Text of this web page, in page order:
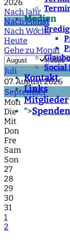
Medien
Social
Kontakt
Links
Mitglieder
">Spenden
2026
Nach Jahr
Nach Monat
Nach Woche
Heute
Gehe zu Monat
Juli
07. August 2026
September
Mon
Die
Mit
Don
Fre
Sam
Son
27
28
29
30
31
1
2